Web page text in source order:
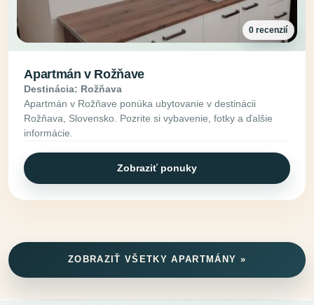
0 recenzií
Apartmán v Rožňave
Destinácia: Rožňava
Apartmán v Rožňave ponúka ubytovanie v destinácii
Rožňava, Slovensko. Pozrite si vybavenie, fotky a ďalšie
informácie.
Zobraziť ponuky
ZOBRAZIŤ VŠETKY APARTMÁNY »